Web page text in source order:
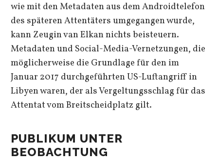
wie mit den Metadaten aus dem Androidtelefon
des späteren Attentäters umgegangen wurde,
kann Zeugin van Elkan nichts beisteuern.
Metadaten und Social-Media-Vernetzungen, die
möglicherweise die Grundlage für den im
Januar 2017 durchgeführten US-Luftangriff in
Libyen waren, der als Vergeltungsschlag für das
Attentat vom Breitscheidplatz gilt.
PUBLIKUM UNTER
BEOBACHTUNG